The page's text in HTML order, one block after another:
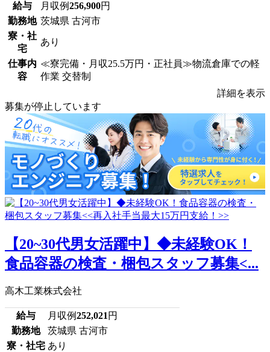
給与 月収例256,900円
勤務地 茨城県 古河市
寮・社
宅
あり
仕事内
容
≪寮完備・月収25.5万円・正社員≫物流倉庫での軽
作業 交替制
詳細を表示
募集が停止しています
【20~30代男女活躍中】◆未経験OK！
食品容器の検査・梱包スタッフ募集<...
高木工業株式会社
給与 月収例252,021 円
勤務地
茨城県 古河市
寮・社宅 あり